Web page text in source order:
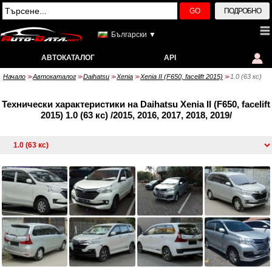
GO ПОДРОБНО
Български ▼
АВТОКАТАЛОГ API
Начало >> Автокаталог >> Daihatsu >> Xenia >> Xenia II (F650, facelift 2015) >> 1.0 (63 кс)
Технически характеристики на Daihatsu Xenia II (F650, facelift
2015) 1.0 (63 кс) /2015, 2016, 2017, 2018, 2019/